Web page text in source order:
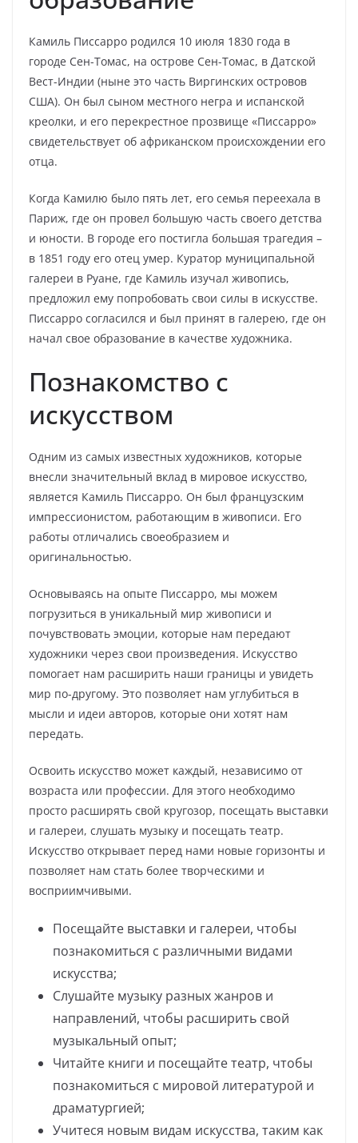
Камиль Писсарро родился 10 июля 1830 года в
городе Сен-Томас, на острове Сен-Томас, в Датской
Вест-Индии (ныне это часть Виргинских островов
США). Он был сыном местного негра и испанской
креолки, и его перекрестное прозвище «Писсарро»
свидетельствует об африканском происхождении его
отца.
Когда Камилю было пять лет, его семья переехала в
Париж, где он провел большую часть своего детства
и юности. В городе его постигла большая трагедия –
в 1851 году его отец умер. Куратор муниципальной
галереи в Руане, где Камиль изучал живопись,
предложил ему попробовать свои силы в искусстве.
Писсарро согласился и был принят в галерею, где он
начал свое образование в качестве художника.
Познакомство с
искусством
Одним из самых известных художников, которые
внесли значительный вклад в мировое искусство,
является Камиль Писсарро. Он был французским
импрессионистом, работающим в живописи. Его
работы отличались своеобразием и
оригинальностью.
Основываясь на опыте Писсарро, мы можем
погрузиться в уникальный мир живописи и
почувствовать эмоции, которые нам передают
художники через свои произведения. Искусство
помогает нам расширить наши границы и увидеть
мир по-другому. Это позволяет нам углубиться в
мысли и идеи авторов, которые они хотят нам
передать.
Освоить искусство может каждый, независимо от
возраста или профессии. Для этого необходимо
просто расширять свой кругозор, посещать выставки
и галереи, слушать музыку и посещать театр.
Искусство открывает перед нами новые горизонты и
позволяет нам стать более творческими и
восприимчивыми.
Посещайте выставки и галереи, чтобы
познакомиться с различными видами
искусства;
Слушайте музыку разных жанров и
направлений, чтобы расширить свой
музыкальный опыт;
Читайте книги и посещайте театр, чтобы
познакомиться с мировой литературой и
драматургией;
Учитеся новым видам искусства, таким как